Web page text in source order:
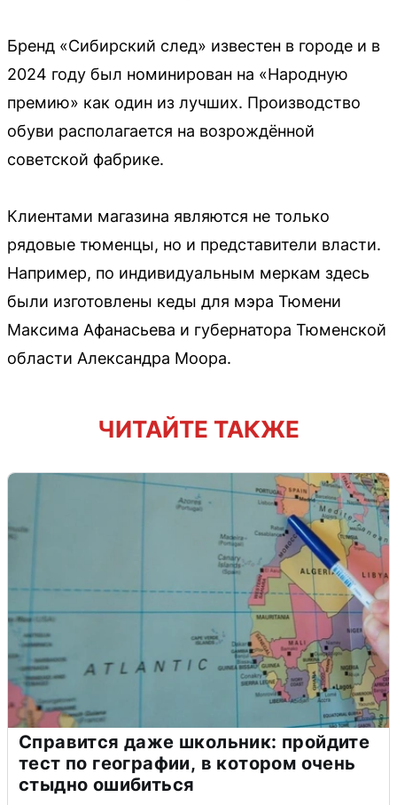
Бренд «Сибирский след» известен в городе и в
2024 году был номинирован на «Народную
премию» как один из лучших. Производство
обуви располагается на возрождённой
советской фабрике.
Клиентами магазина являются не только
рядовые тюменцы, но и представители власти.
Например, по индивидуальным меркам здесь
были изготовлены кеды для мэра Тюмени
Максима Афанасьева и губернатора Тюменской
области Александра Моора.
ЧИТАЙТЕ ТАКЖЕ
Справится даже школьник: пройдите
тест по географии, в котором очень
стыдно ошибиться